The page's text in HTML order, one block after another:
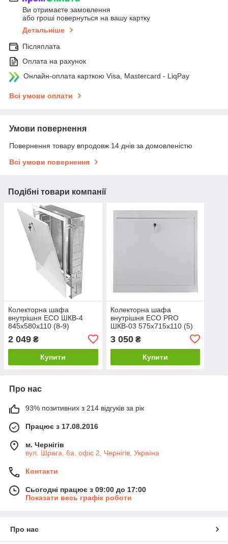
Ви отримаєте замовлення
або гроші повернуться на вашу картку
Детальніше
Післяплата
Оплата на рахунок
Онлайн-оплата карткою Visa, Mastercard - LiqPay
Всі умови оплати
Умови повернення
Повернення товару впродовж 14 днів за домовленістю
Всі умови повернення
Подібні товари компанії
Колекторна шафа
внутрішня ECO ШКВ-4
845x580x110 (8-9)
2 049 ₴
Купити
Колекторна шафа
внутрішня ЕСО PRO
ШКВ-03 575x715x110 (5)
3 050₴
Купити
Про нас
93% позитивних з 214 відгуків за рік
Працює з 17.08.2016
м. Чернігів
вул. Шрага, 6а, офіс 2, Чернігів, Україна
Контакти
Сьогодні працює з 09:00 до 17:00
Показати весь графік роботи
Про нас